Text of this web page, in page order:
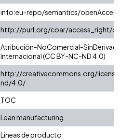
info:eu-repo/semantics/openAccess
http://purl.org/coar/access_right/
Atribución-NoComercial-
Internacional (CC BY-NC-ND 4.0)
http://creativecommons.org/
nd/4.0/
TOC
Lean manufacturing
Líneas de producto